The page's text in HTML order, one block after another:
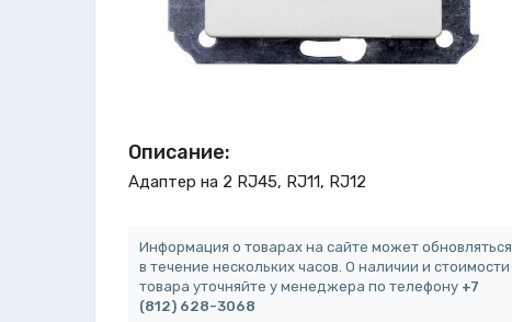
Описание:
Адаптер на 2 RJ45, RJ11, RJ12
Информация о товарах на сайте может обновляться
в течение нескольких часов. О наличии и стоимости
товара уточняйте у менеджера по телефону +7
(812) 628-3068